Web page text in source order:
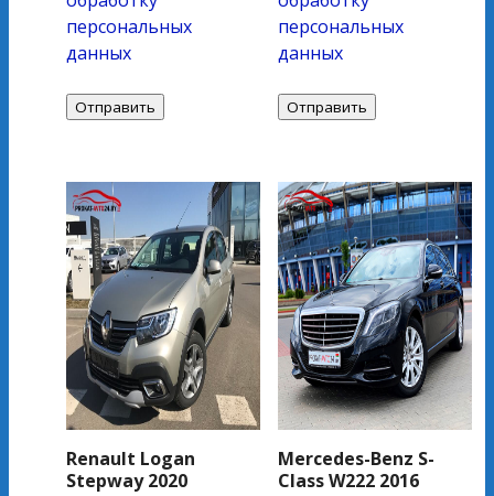
персональных
данных
персональных
данных
Renault Logan
Stepway 2020
Mercedes-Benz S-
Class W222 2016